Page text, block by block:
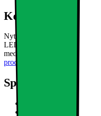
Kort om produktet
Nyt et godt belyst hjem og
LED-lyspære 2,3W B35 E14,
med moderne LED-teknologi
produktet
Spesifikasjoner